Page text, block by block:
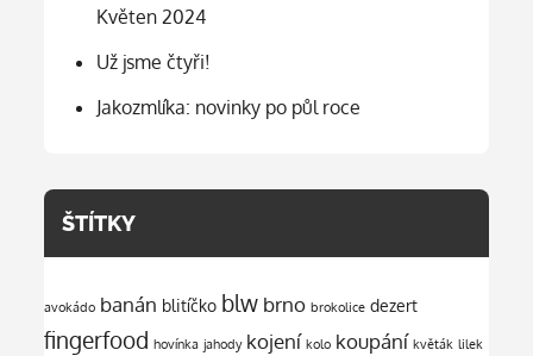
Květen 2024
Už jsme čtyři!
Jakozmlíka: novinky po půl roce
ŠTÍTKY
avokádo banán blitíčko blw brno brokolice dezert
fingerfood hovínka jahody kojení kolo koupání květák lilek